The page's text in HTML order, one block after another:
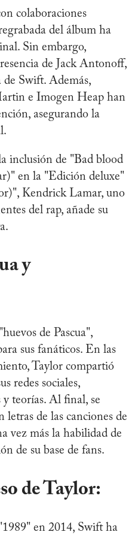
colaboraciones
del álbum ha
Sin embargo,
de Jack Antonoff,
de Swift. Además,
e Imogen Heap han
asegurando la
inclusión de "Bad blood
en la "Edición deluxe"
Kendrick Lamar, uno
del rap, añade su
y
de Pascua",
sus fanáticos. En las
Taylor compartió
redes sociales,
y teorías. Al final, se
letras de las canciones de
vez más la habilidad de
de su base de fans.
de Taylor:
en 2014, Swift ha